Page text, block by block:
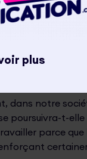
chefs
des
plus «
le virtuel d’un
dans notre
poursuivra-t-elle
parce
plus